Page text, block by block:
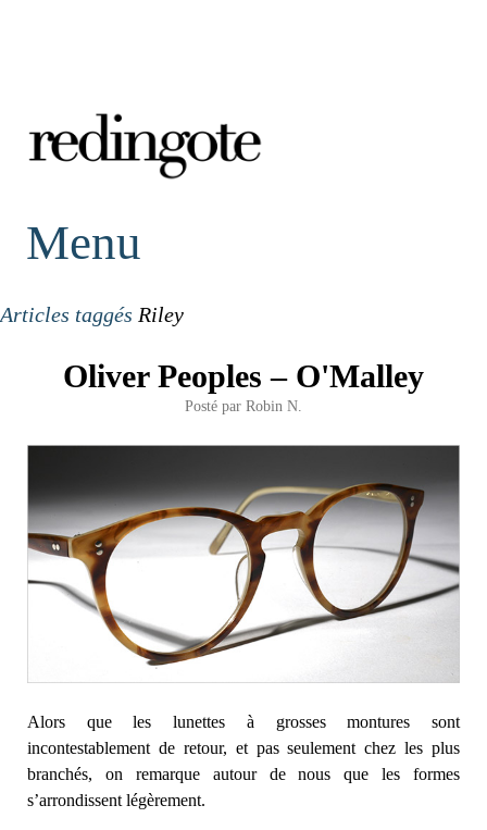
redingote.
Menu
Articles taggés Riley
Oliver Peoples – O'Malley
Posté par Robin N.
Alors que les lunettes à grosses montures sont
incontestablement de retour, et pas seulement chez les plus
branchés, on remarque autour de nous que les formes
s’arrondissent légèrement.